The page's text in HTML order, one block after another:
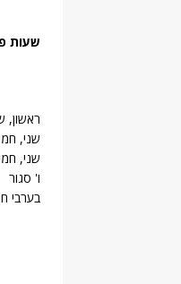
שעות
ראשון,
שני, חמישי
שני, חמישי
ו' סגור
בערבי